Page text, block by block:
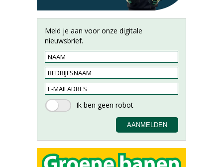
Meld je aan voor onze digitale
nieuwsbrief.